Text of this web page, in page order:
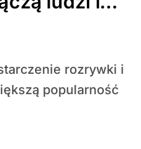
popularność